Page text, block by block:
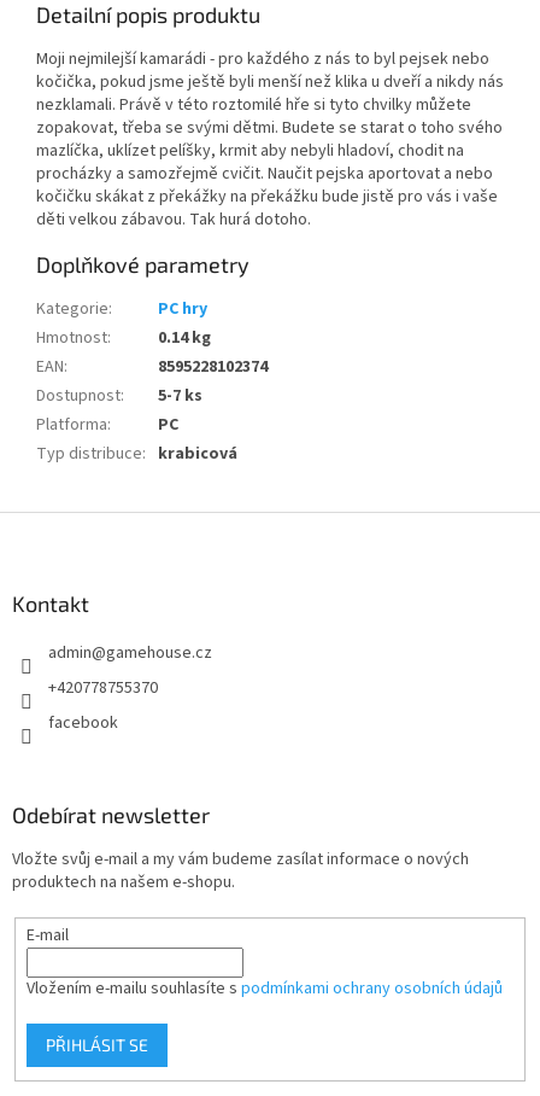
Detailní popis produktu
Moji nejmilejší kamarádi - pro každého z nás to byl pejsek nebo
kočička, pokud jsme ještě byli menší než klika u dveří a nikdy nás
nezklamali. Právě v této roztomilé hře si tyto chvilky můžete
zopakovat, třeba se svými dětmi. Budete se starat o toho svého
mazlíčka, uklízet pelíšky, krmit aby nebyli hladoví, chodit na
procházky a samozřejmě cvičit. Naučit pejska aportovat a nebo
kočičku skákat z překážky na překážku bude jistě pro vás i vaše
děti velkou zábavou. Tak hurá dotoho.
Doplňkové parametry
Kategorie:
PC hry
Hmotnost:
0.14 kg
EAN:
8595228102374
Dostupnost:
5-7 ks
Platforma:
PC
Typ distribuce: krabicová
Kontakt
admin@gamehouse.cz
+420778755370
facebook
Odebírat newsletter
Vložte svůj e-mail a my vám budeme zasílat informace o nových
produktech na našem e-shopu.
E-mail
Vložením e-mailu souhlasíte s podmínkami ochrany osobních údajů
PŘIHLÁSIT SE